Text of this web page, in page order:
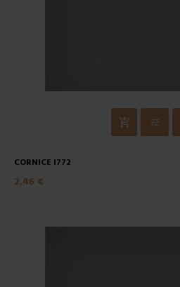
CORNICE I772
2,46 €